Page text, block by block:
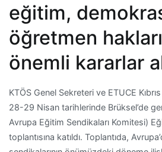
eğitim,
öğretmen
önemli kararlar
KTÖS Genel Sekreteri ve ETUCE
28-29 Nisan tarihlerinde Brüksel’de
Avrupa Eğitim Sendikaları Komitesi)
toplantısına katıldı. Toplantıda,